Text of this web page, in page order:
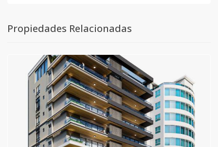
Propiedades Relacionadas